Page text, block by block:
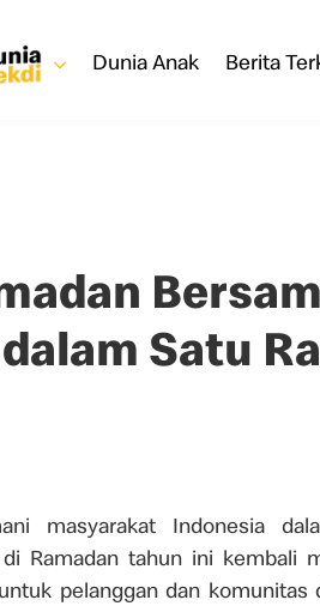
Dunia Anak Berita
Satu
masyarakat Indonesia
Ramadan tahun ini kembali
pelanggan dan komunitas